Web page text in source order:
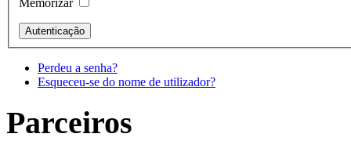
Perdeu a senha?
Esqueceu-se do nome de utilizador?
Parceiros